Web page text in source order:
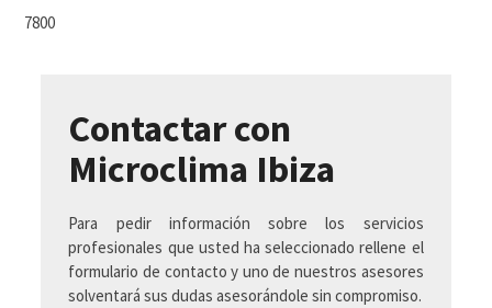
7800
Contactar con
Microclima Ibiza
Para pedir información sobre los servicios
profesionales que usted ha seleccionado rellene el
formulario de contacto y uno de nuestros asesores
solventará sus dudas asesorándole sin compromiso.